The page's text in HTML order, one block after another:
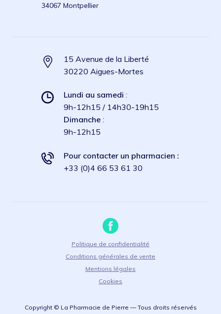
34067 Montpellier
15 Avenue de la Liberté
30220 Aigues-Mortes
Lundi au samedi :
9h-12h15 / 14h30-19h15
Dimanche :
9h-12h15
Pour contacter un pharmacien :
+33 (0)4 66 53 61 30
Politique de confidentialité
Conditions générales de vente
Mentions légales
Cookies
Copyright © La Pharmacie de Pierre — Tous droits réservés